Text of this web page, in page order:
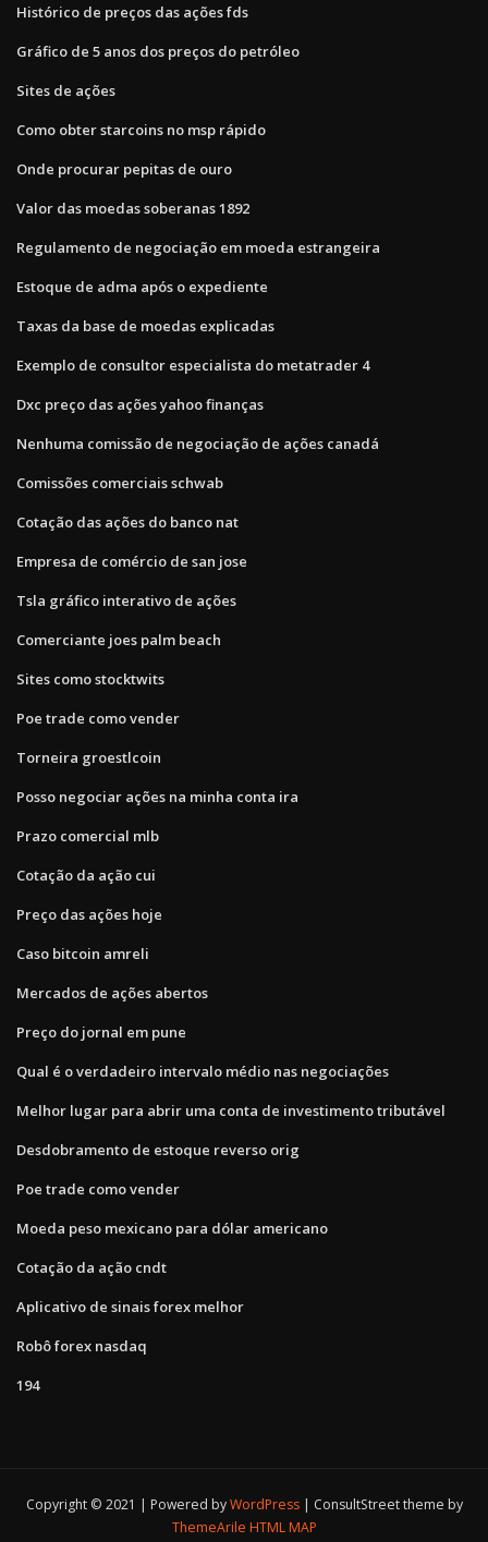
Histórico de preços das ações fds
Gráfico de 5 anos dos preços do petróleo
Sites de ações
Como obter starcoins no msp rápido
Onde procurar pepitas de ouro
Valor das moedas soberanas 1892
Regulamento de negociação em moeda estrangeira
Estoque de adma após o expediente
Taxas da base de moedas explicadas
Exemplo de consultor especialista do metatrader 4
Dxc preço das ações yahoo finanças
Nenhuma comissão de negociação de ações canadá
Comissões comerciais schwab
Cotação das ações do banco nat
Empresa de comércio de san jose
Tsla gráfico interativo de ações
Comerciante joes palm beach
Sites como stocktwits
Poe trade como vender
Torneira groestlcoin
Posso negociar ações na minha conta ira
Prazo comercial mlb
Cotação da ação cui
Preço das ações hoje
Caso bitcoin amreli
Mercados de ações abertos
Preço do jornal em pune
Qual é o verdadeiro intervalo médio nas negociações
Melhor lugar para abrir uma conta de investimento tributável
Desdobramento de estoque reverso orig
Poe trade como vender
Moeda peso mexicano para dólar americano
Cotação da ação cndt
Aplicativo de sinais forex melhor
Robô forex nasdaq
194
Copyright © 2021 | Powered byWordPress
ConsultStreet theme by
ThemeArile HTML MAP